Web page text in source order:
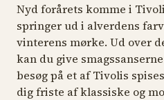
Nyd forårets komme i
springer ud i alverdens
vinterens mørke. Ud over
kan du give
besøg på et af Tivolis
dig friste af klassiske og